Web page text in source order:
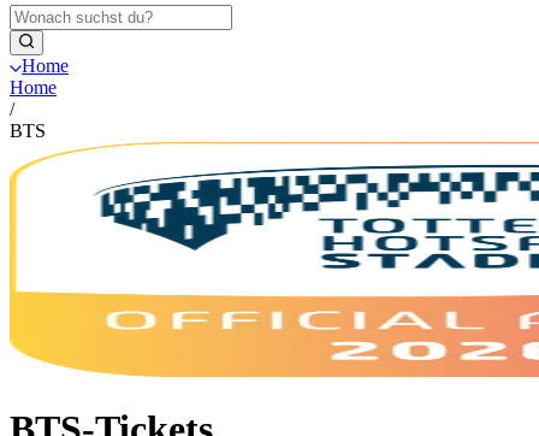
Home
Home
/
BTS